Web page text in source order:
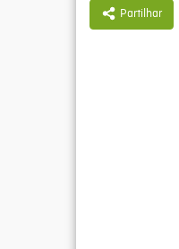
Partilhar